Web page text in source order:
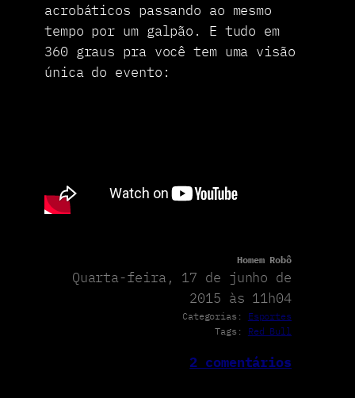
acrobáticos passando ao mesmo
tempo por um galpão. E tudo em
360 graus pra você tem uma visão
única do evento:
Homem Robô
Quarta-feira, 17 de junho de
2015 às 11h04
Categorias: Esportes
Tags: Red Bull
2 comentários